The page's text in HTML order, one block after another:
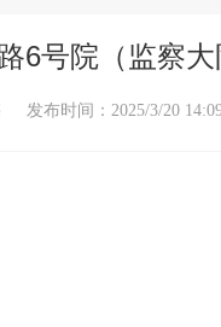
6号院（监察
布时间：2025/3/20